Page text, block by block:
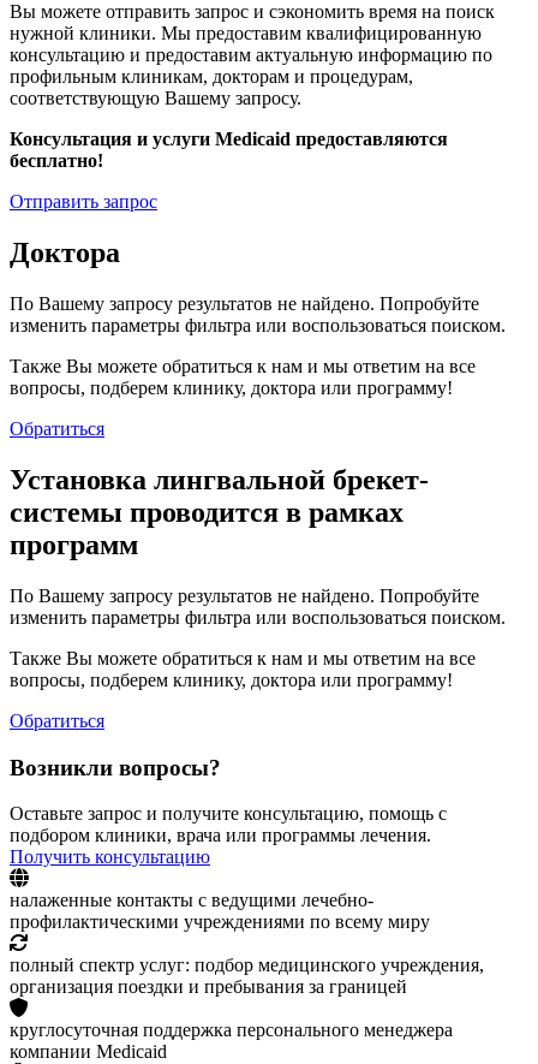
Вы можете отправить запрос и сэкономить время на поиск
нужной клиники. Мы предоставим квалифицированную
консультацию и предоставим актуальную информацию по
профильным клиникам, докторам и процедурам,
соответствующую Вашему запросу.
Консультация и услуги Medicaid предоставляются
бесплатно!
Отправить запрос
Доктора
По Вашему запросу результатов не найдено. Попробуйте
изменить параметры фильтра или воспользоваться поиском.
Также Вы можете обратиться к нам и мы ответим на все
вопросы, подберем клинику, доктора или программу!
Обратиться
Установка лингвальной брекет-
системы проводится в рамках
программ
По Вашему запросу результатов не найдено. Попробуйте
изменить параметры фильтра или воспользоваться поиском.
Также Вы можете обратиться к нам и мы ответим на все
вопросы, подберем клинику, доктора или программу!
Обратиться
Возникли вопросы?
Оставьте запрос и получите консультацию, помощь с
подбором клиники, врача или программы лечения.
Получить консультацию
налаженные контакты с ведущими лечебно-
профилактическими учреждениями по всему миру
полный спектр услуг: подбор медицинского учреждения,
организация поездки и пребывания за границей
круглосуточная поддержка персонального менеджера
компании Medicaid